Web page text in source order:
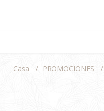
Casa / PROMOCIONES /